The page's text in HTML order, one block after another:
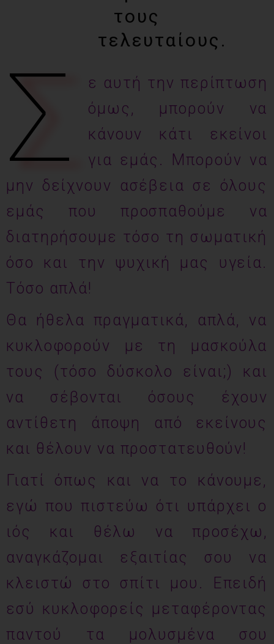
τους
τελευταίους.
Σ
ε αυτή την περίπτωση
όμως, μπορούν να
κάνουν κάτι εκείνοι
για εμάς. Μπορούν να
μην δείχνουν ασέβεια σε όλους
εμάς που προσπαθούμε να
διατηρήσουμε τόσο τη σωματική
όσο και την ψυχική μας υγεία.
Τόσο απλά!
Θα ήθελα πραγματικά, απλά, να
κυκλοφορούν με τη μασκούλα
τους (τόσο δύσκολο είναι;) και
να σέβονται όσους έχουν
αντίθετη άποψη από εκείνους
και θέλουν να προστατευθούν!
Γιατί όπως και να το κάνουμε,
εγώ που πιστεύω ότι υπάρχει ο
ιός και θέλω να προσέχω,
αναγκάζομαι εξαιτίας σου να
κλειστώ στο σπίτι μου. Επειδή
εσύ κυκλοφορείς μεταφέροντας
παντού τα μολυσμένα σου